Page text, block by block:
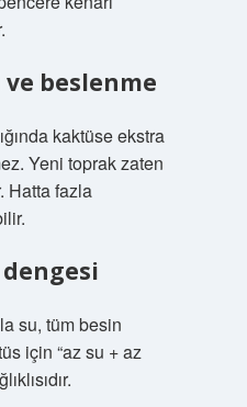
ve beslenme
kaktüse ekstra
Yeni toprak zaten
Hatta fazla
su, tüm besin
için “az su + az